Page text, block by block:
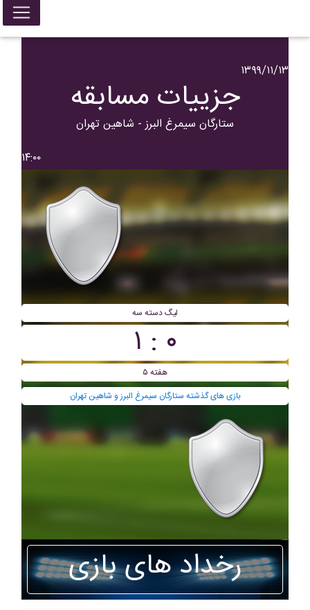
۱۳۹۹/۱۱/۱۳
جزییات مسابقه
ستارگان سیمرغ البرز - شاهین تهران
۱۴:۰۰
ليگ دسته سه
۰ : ۱
هفته ۵
بازی های گذشته ستارگان سیمرغ البرز و شاهین تهران
رخداد های بازی